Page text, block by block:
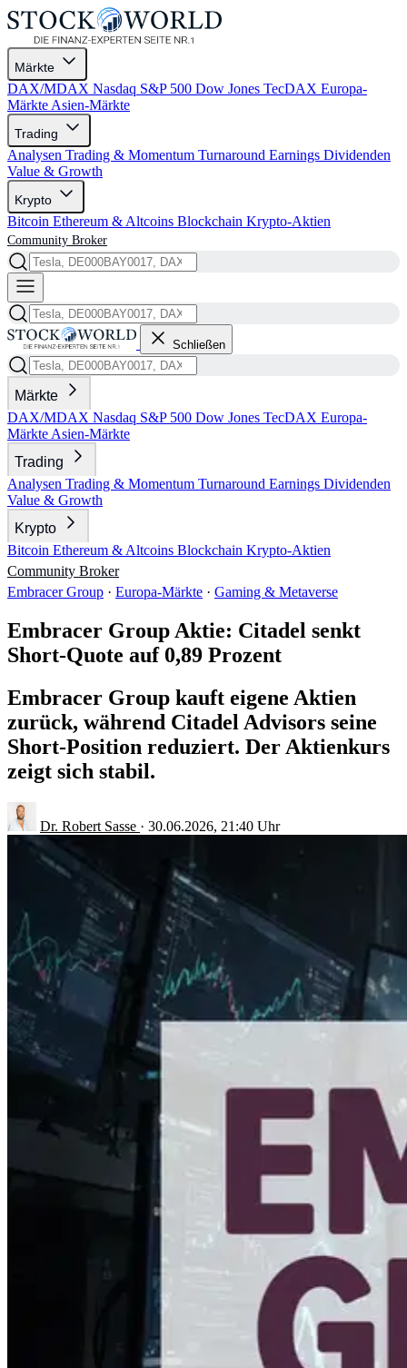
Märkte
DAX/MDAX Nasdaq S&P 500 Dow Jones TecDAX Europa-
Märkte Asien-Märkte
Trading
Analysen Trading & Momentum Turnaround Earnings Dividenden
Value & Growth
Krypto
Bitcoin Ethereum & Altcoins Blockchain Krypto-Aktien
Community Broker
Schließen
Märkte
DAX/MDAX Nasdaq S&P 500 Dow Jones TecDAX Europa-
Märkte Asien-Märkte
Trading
Analysen Trading & Momentum Turnaround Earnings Dividenden
Value & Growth
Krypto
Bitcoin Ethereum & Altcoins Blockchain Krypto-Aktien
Community Broker
Embracer Group · Europa-Märkte · Gaming & Metaverse
Embracer Group Aktie: Citadel senkt
Short-Quote auf 0,89 Prozent
Embracer Group kauft eigene Aktien
zurück, während Citadel Advisors seine
Short-Position reduziert. Der Aktienkurs
zeigt sich stabil.
Dr. Robert Sasse · 30.06.2026, 21:40 Uhr